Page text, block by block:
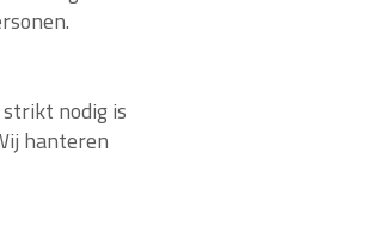
nodig is
hanteren